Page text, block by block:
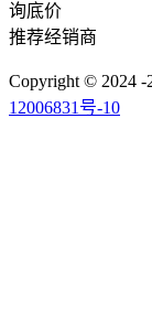
询底价
推荐经销商
Copyright © 2024 -
12006831号-10